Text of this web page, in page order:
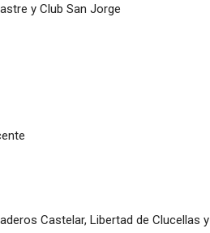
y Club San Jorge
Castelar, Libertad de Clucellas y